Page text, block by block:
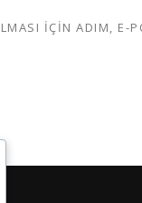
IÇIN ADIM, E-